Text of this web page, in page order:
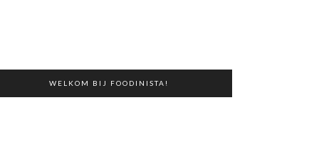
WELKOM BIJ FOODINISTA!